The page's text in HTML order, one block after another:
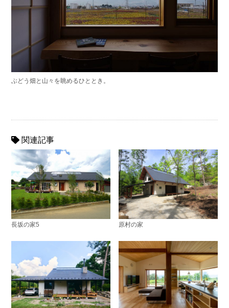
ぶどう畑と山々を眺めるひととき。
関連記事
長坂の家5 原村の家